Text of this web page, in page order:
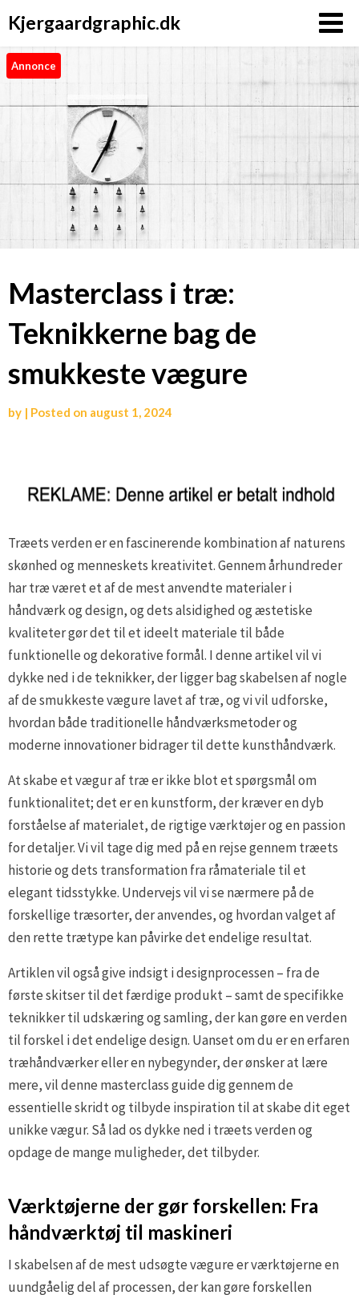
Kjergaardgraphic.dk
Annonce
Masterclass i træ:
Teknikkerne bag de
smukkeste vægure
by | Posted on august 1, 2024
Træets verden er en fascinerende kombination af naturens
skønhed og menneskets kreativitet. Gennem århundreder
har træ været et af de mest anvendte materialer i
håndværk og design, og dets alsidighed og æstetiske
kvaliteter gør det til et ideelt materiale til både
funktionelle og dekorative formål. I denne artikel vil vi
dykke ned i de teknikker, der ligger bag skabelsen af nogle
af de smukkeste vægure lavet af træ, og vi vil udforske,
hvordan både traditionelle håndværksmetoder og
moderne innovationer bidrager til dette kunsthåndværk.
At skabe et vægur af træ er ikke blot et spørgsmål om
funktionalitet; det er en kunstform, der kræver en dyb
forståelse af materialet, de rigtige værktøjer og en passion
for detaljer. Vi vil tage dig med på en rejse gennem træets
historie og dets transformation fra råmateriale til et
elegant tidsstykke. Undervejs vil vi se nærmere på de
forskellige træsorter, der anvendes, og hvordan valget af
den rette trætype kan påvirke det endelige resultat.
Artiklen vil også give indsigt i designprocessen – fra de
første skitser til det færdige produkt – samt de specifikke
teknikker til udskæring og samling, der kan gøre en verden
til forskel i det endelige design. Uanset om du er en erfaren
træhåndværker eller en nybegynder, der ønsker at lære
mere, vil denne masterclass guide dig gennem de
essentielle skridt og tilbyde inspiration til at skabe dit eget
unikke vægur. Så lad os dykke ned i træets verden og
opdage de mange muligheder, det tilbyder.
Værktøjerne der gør forskellen: Fra
håndværktøj til maskineri
I skabelsen af de mest udsøgte vægure er værktøjerne en
uundgåelig del af processen, der kan gøre forskellen